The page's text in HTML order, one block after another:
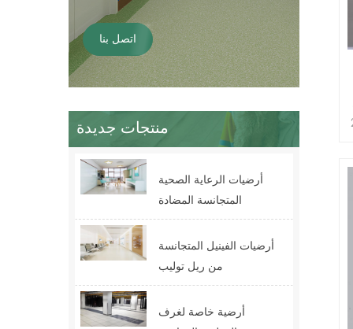
اتصل بنا
منتجات جديدة
أرضيات الرعاية الصحية
المتجانسة المضادة
للبكتيريا من ريل
للمستشفيات
أرضيات الفينيل المتجانسة
من ريل توليب
أرضية خاصة لغرف
السماكة: 2